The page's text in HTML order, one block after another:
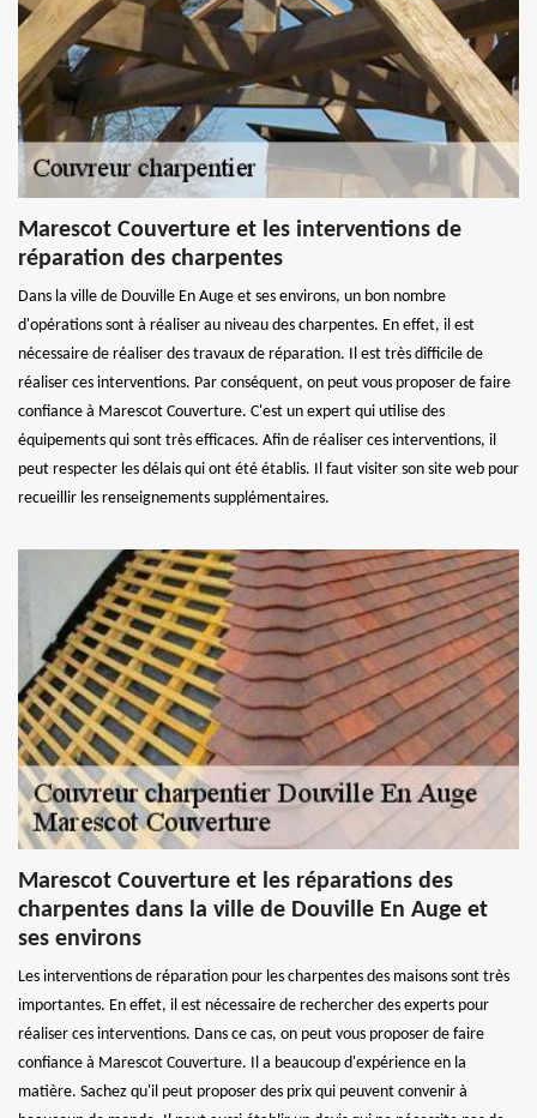
Marescot Couverture et les interventions de
réparation des charpentes
Dans la ville de Douville En Auge et ses environs, un bon nombre
d'opérations sont à réaliser au niveau des charpentes. En effet, il est
nécessaire de réaliser des travaux de réparation. Il est très difficile de
réaliser ces interventions. Par conséquent, on peut vous proposer de faire
confiance à Marescot Couverture. C'est un expert qui utilise des
équipements qui sont très efficaces. Afin de réaliser ces interventions, il
peut respecter les délais qui ont été établis. Il faut visiter son site web pour
recueillir les renseignements supplémentaires.
Marescot Couverture et les réparations des
charpentes dans la ville de Douville En Auge et
ses environs
Les interventions de réparation pour les charpentes des maisons sont très
importantes. En effet, il est nécessaire de rechercher des experts pour
réaliser ces interventions. Dans ce cas, on peut vous proposer de faire
confiance à Marescot Couverture. Il a beaucoup d'expérience en la
matière. Sachez qu'il peut proposer des prix qui peuvent convenir à